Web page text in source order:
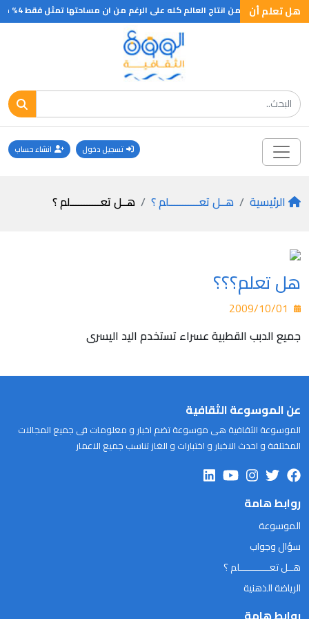
هل تعلم أن
تمثل فقط 4% من مساحة العالم
تسجيل دخول انشاء حساب
الرئيسية هــل تعـــــــــــلم ؟ هــل تعـــــــــــلم ؟
هل تعلم؟؟؟
جميع الدبب القطبية عسراء تستخدم اليد اليسرى
عن الموسوعة الثقافية
الموسوعة الثقافية هى موسوعة تضم اخبار و معلومات فى جميع المجالات
المختلفة و احدث الاخبار و اختبارات و الغاز تناسب جميع الاعمار
روابط هامة
الموسوعة
سؤال وجواب
هــل تعـــــــــــلم ؟
الرياضة الذهنية